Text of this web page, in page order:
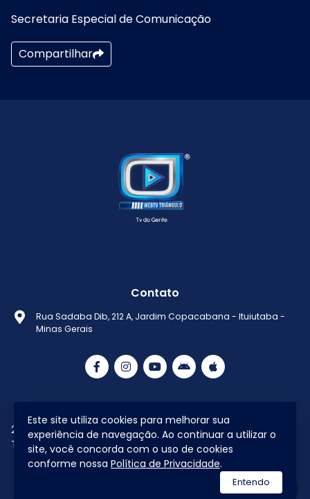
Secretaria Especial de Comunicação
Compartilhar
Este site utiliza cookies para melhorar sua
experiência de navegação. Ao continuar a utilizar o
site, você concorda com o uso de cookies
conforme nossa Política de Privacidade.
Entendo
Contato
Rua Sadaba Dib, 212 A, Jardim Copacabana - Ituiutaba -
Minas Gerais
2021 © Todos os direitos reservados Web
Tv Triângulo
Política de
Privacidade